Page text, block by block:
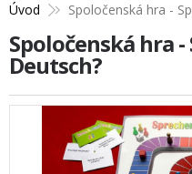
Úvod Spoločenská hra -
Spoločenská hra -
Deutsch?